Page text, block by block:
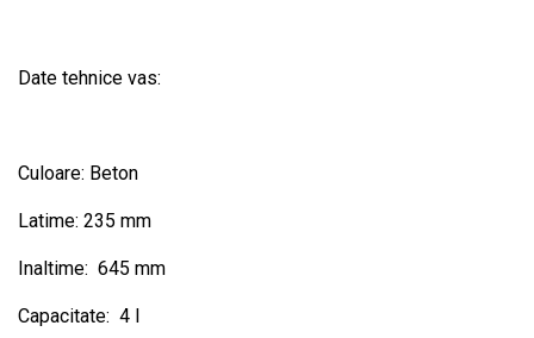
Date tehnice vas:
Culoare: Beton
Latime: 235 mm
Inaltime: 645 mm
Capacitate: 4 l